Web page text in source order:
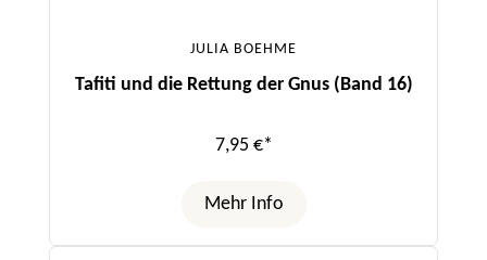
JULIA BOEHME
Tafiti und die Rettung der Gnus (Band 16)
7,95 €*
Mehr Info